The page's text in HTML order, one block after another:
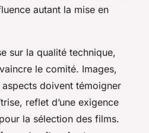
autant la mise en
sur la qualité technique,
le comité. Images,
doivent témoigner
reflet d’une exigence
la sélection des films.